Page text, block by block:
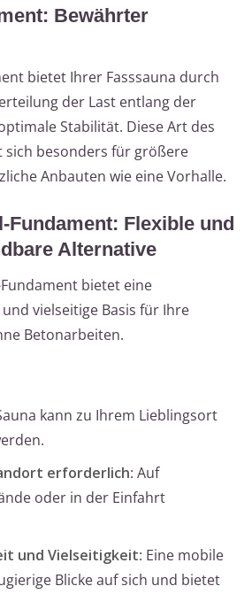
Bewährter
bietet Ihrer Fasssauna durch
der Last entlang der
Stabilität. Diese Art des
sich besonders für größere
Anbauten wie eine Vorhalle.
Fundament: Flexible und
Alternative
bietet eine
vielseitige Basis für Ihre
Betonarbeiten.
kann zu Ihrem Lieblingsort
erforderlich: Auf
oder in der Einfahrt
und Vielseitigkeit: Eine mobile
Blicke auf sich und bietet